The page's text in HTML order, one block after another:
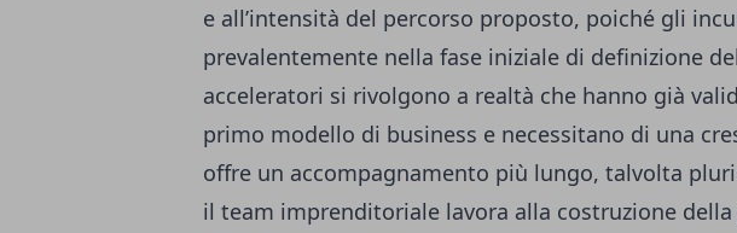
e all’intensità del percorso proposto, poiché gli
prevalentemente nella fase iniziale di definizione
acceleratori si rivolgono a realtà che hanno già
primo modello di business e necessitano di una
offre un accompagnamento più lungo, talvolta
il team imprenditoriale lavora alla costruzione